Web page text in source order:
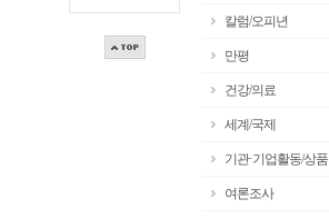
칼럼/오피년
만평
건강/의료
세계/국제
기관·기업활동/상품
여론조사